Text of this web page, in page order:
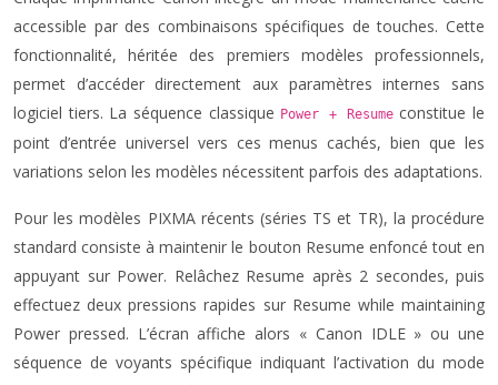
accessible par des combinaisons spécifiques de touches. Cette
fonctionnalité, héritée des premiers modèles professionnels,
permet d’accéder directement aux paramètres internes sans
logiciel tiers. La séquence classique Power + Resumeconstitue le
point d’entrée universel vers ces menus cachés, bien que les
variations selon les modèles nécessitent parfois des adaptations.
Pour les modèles PIXMA récents (séries TS et TR), la procédure
standard consiste à maintenir le bouton Resume enfoncé tout en
appuyant sur Power. Relâchez Resume après 2 secondes, puis
effectuez deux pressions rapides sur Resume while maintaining
Power pressed. L’écran affiche alors « Canon IDLE » ou une
séquence de voyants spécifique indiquant l’activation du mode